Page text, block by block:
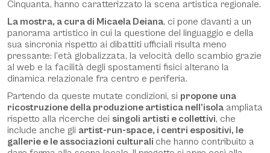
Cinquanta, hanno caratterizzato la scena artistica regionale.
La mostra, a cura di Micaela Deiana, ci pone davanti a un
panorama artistico in cui la questione del linguaggio e della
sua sincronia rispetto ai dibattiti ufficiali risulta meno
pressante: l’età globalizzata, la velocità dello scambio grazie
al web e la facilità degli spostamenti fisici alterano la
dinamica relazionale fra centro e periferia.
Partendo da queste mutate condizioni, si propone una
ricostruzione della produzione artistica nell’isola ampliata
rispetto alla ricerche dei singoli artisti e collettivi, che
include anche gli artist-run-space, i centri espositivi, le
gallerie e le associazioni culturali che hanno contribuito a